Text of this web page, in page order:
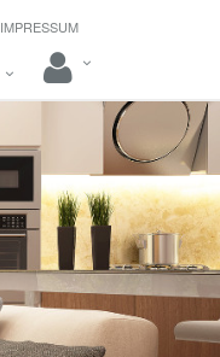
IMPRESSUM